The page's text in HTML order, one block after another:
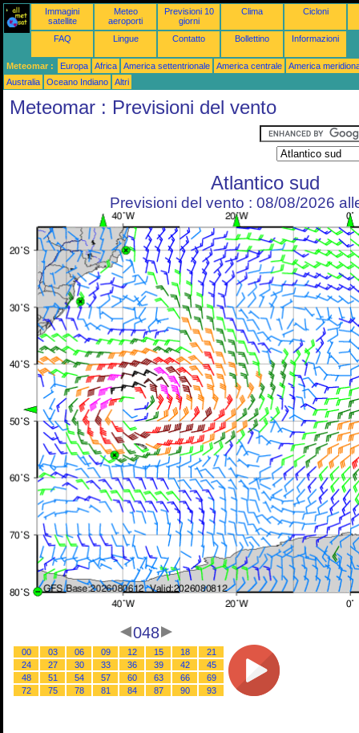
Immagini
satellite
Meteo
aeroporti
Previsioni 10
giorni
Clima Cicloni
FAQ Lingue Contatto Bollettino Informazioni
Meteomar : Europa Africa America settentrionale America centrale
America
Australia
Oceano Indiano Altri
Meteomar : Previsioni del vento
Atlantico sud
Previsioni del vento : 08/08/2026
048
00 03 06 09 12 15 18
21
24
27 30 33 36 39 42
45
48
51 54 57 60 63 66
69
72
75 78 81 84 87 90 93